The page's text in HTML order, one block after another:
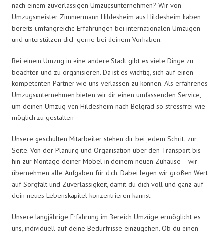
nach einem zuverlässigen Umzugsunternehmen? Wir von
Umzugsmeister Zimmermann Hildesheim aus Hildesheim haben
bereits umfangreiche Erfahrungen bei internationalen Umzügen
und unterstützen dich gerne bei deinem Vorhaben.
Bei einem Umzug in eine andere Stadt gibt es viele Dinge zu
beachten und zu organisieren. Da ist es wichtig, sich auf einen
kompetenten Partner wie uns verlassen zu können. Als erfahrenes
Umzugsunternehmen bieten wir dir einen umfassenden Service,
um deinen Umzug von Hildesheim nach Belgrad so stressfrei wie
möglich zu gestalten.
Unsere geschulten Mitarbeiter stehen dir bei jedem Schritt zur
Seite. Von der Planung und Organisation über den Transport bis
hin zur Montage deiner Möbel in deinem neuen Zuhause – wir
übernehmen alle Aufgaben für dich. Dabei legen wir großen Wert
auf Sorgfalt und Zuverlässigkeit, damit du dich voll und ganz auf
dein neues Lebenskapitel konzentrieren kannst.
Unsere langjährige Erfahrung im Bereich Umzüge ermöglicht es
uns, individuell auf deine Bedürfnisse einzugehen. Ob du einen